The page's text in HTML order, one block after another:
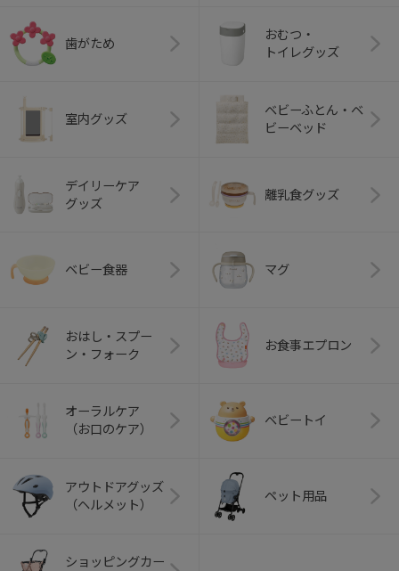
歯がため
おむつ・
トイレグッズ
室内グッズ
ベビーふとん・ベ
ビーベッド
デイリーケア
グッズ
離乳食グッズ
ベビー食器 マグ
おはし・スプー
ン・フォーク
お食事エプロン
オーラルケア
（お口のケア）
ベビートイ
アウトドアグッズ
（ヘルメット）
ペット用品
ショッピングカー